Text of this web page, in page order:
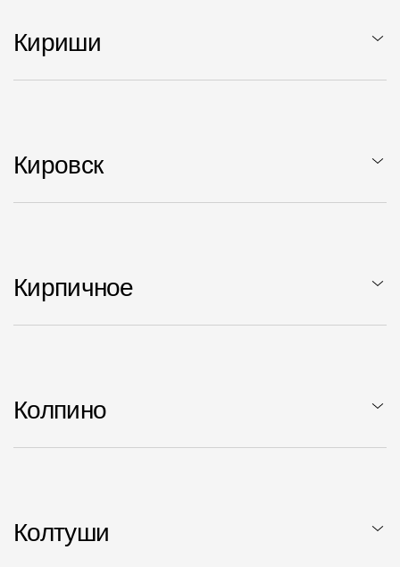
Кириши
Кировск
Кирпичное
Колпино
Колтуши